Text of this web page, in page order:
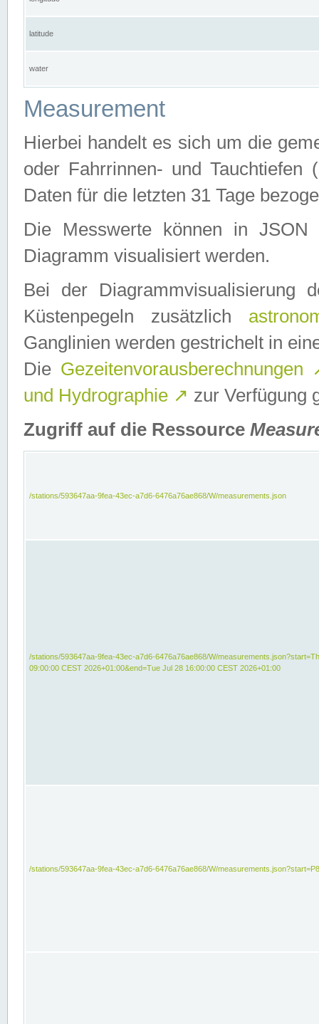
latitude
water
Measurement
Hierbei handelt es sich um die
oder Fahrrinnen- und Tauchtiefen
Daten für die letzten 31 Tage
Die Messwerte können in
Diagramm visualisiert werden.
Bei der Diagrammvisualisierung
Küstenpegeln zusätzlich
Ganglinien werden gestrichelt in
Die Gezeitenvorausberechnungen
und Hydrographie ↗ zur Verfügung
Zugriff auf die Ressource
/stations/593647aa-9fea-43ec-a7d6-6476a76ae868/W/measurements.json
/stations/593647aa-9fea-43ec-a7d6-6476a76ae868/W/
09:00:00 CEST 2026+01:00&end=Tue Jul 28 16:00:00 CEST 2026+01:00
/stations/593647aa-9fea-43ec-a7d6-6476a76ae868/W/